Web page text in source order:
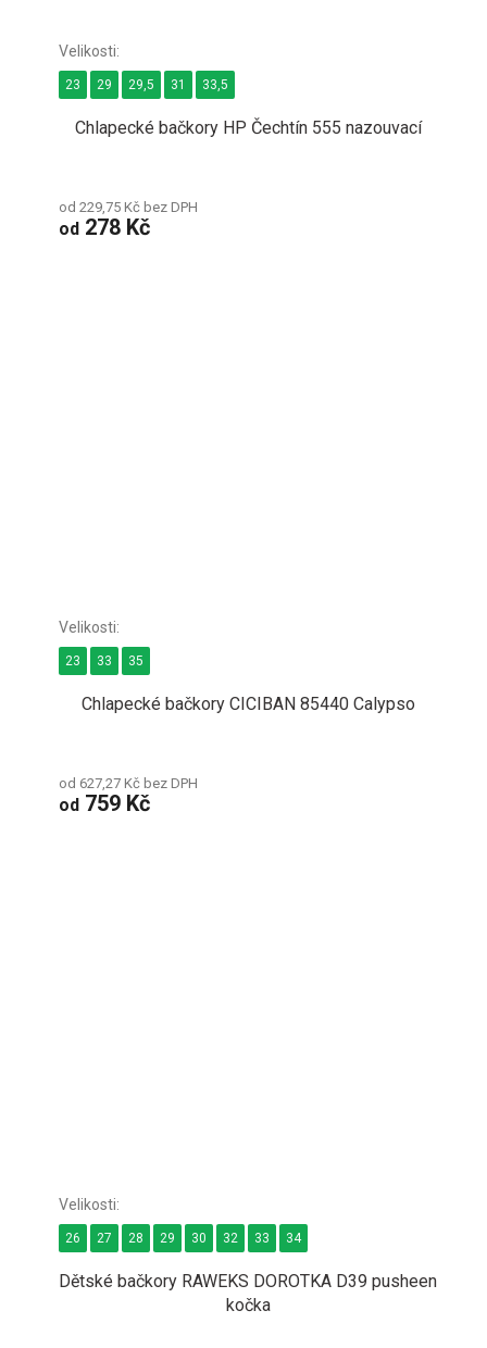
Chlapecké bačkory HP Čechtín 555 nazouvací
od 229,75 Kč bez DPH
od 278 Kč
23 29 29,5 31 33,5
Chlapecké bačkory CICIBAN 85440 Calypso
od 627,27 Kč bez DPH
od 759 Kč
23 33 35
Dětské bačkory RAWEKS DOROTKA D39 pusheen
kočka
26 27 28 29 30 32 33 34